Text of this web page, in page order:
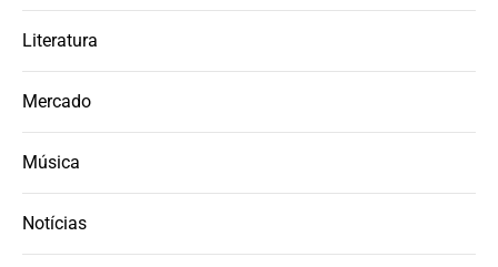
Literatura
Mercado
Música
Notícias